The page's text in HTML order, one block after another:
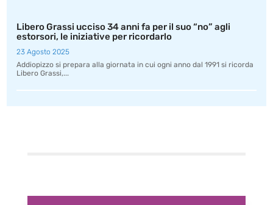
Libero Grassi ucciso 34 anni fa per il suo “no” agli
estorsori, le iniziative per ricordarlo
23 Agosto 2025
Addiopizzo si prepara alla giornata in cui ogni anno dal 1991 si ricorda
Libero Grassi,...